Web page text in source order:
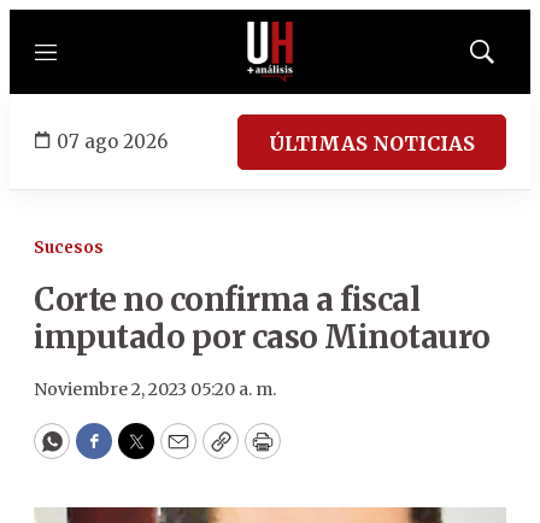
Menú
Mostrar
07 ago 2026 ÚLTIMAS NOTICIAS
Sucesos
Corte no confirma a fiscal
imputado por caso Minotauro
Noviembre 2, 2023 05:20 a. m.
WhatsApp
Facebook
Twitter
EmailCopyPrint